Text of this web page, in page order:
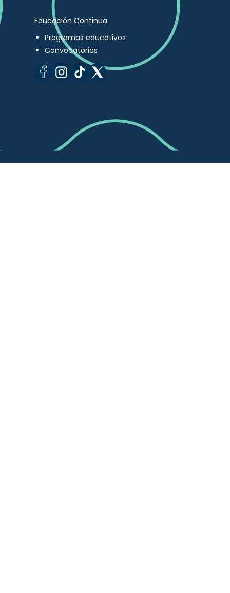
Educación Continua
Programas educativos
Convocatorias